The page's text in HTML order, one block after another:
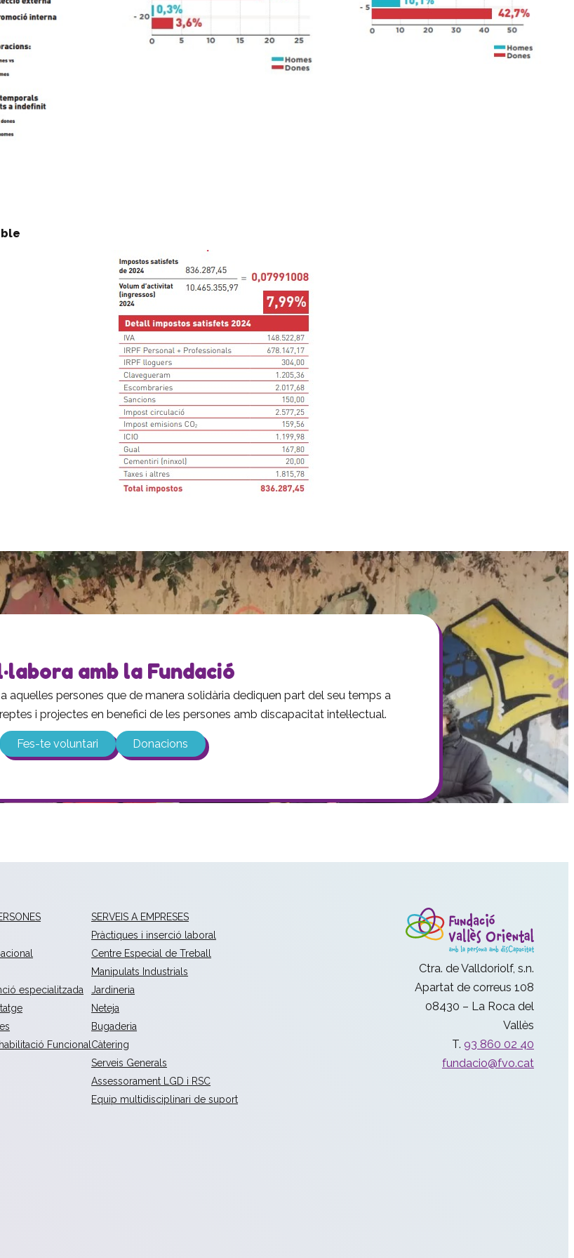
Pràctiques i inserció laboral
Assessorament LGD i RSC
Equip multidisciplinari de suport
amb la Fundació
aquelles persones que de manera solidària dediquen part del seu temps a
i projectes en benefici de les persones amb discapacitat intel·lectual.
Fes-te voluntari Donacions
especialitzada
Funcional
SERVEIS A EMPRESES
Pràctiques i inserció laboral
Centre Especial de Treball
Manipulats Industrials
Jardineria
Neteja
Bugaderia
Càtering
Serveis Generals
Assessorament LGD i RSC
Equip multidisciplinari de suport
Ctra. de Valldoriolf, s.n.
Apartat de correus 108
08430 – La Roca del
Vallès
T. 93 860 02 40
fundacio@fvo.cat